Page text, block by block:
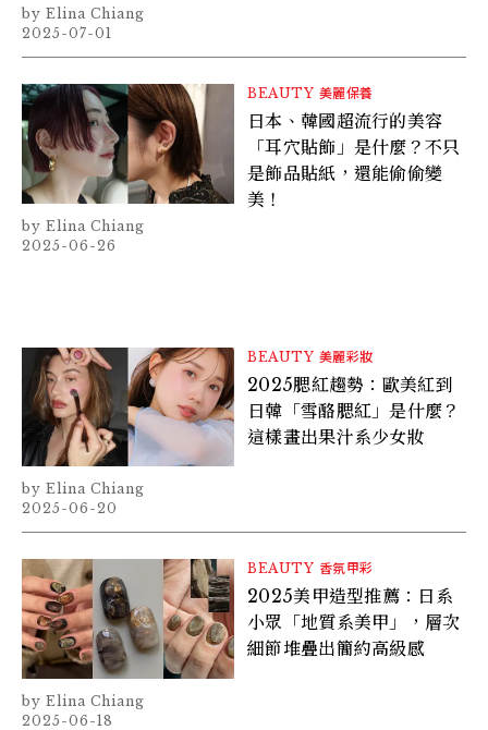
Elina Chiang
2025-07-01
BEAUTY 美麗保養
日本、韓國超流行的美容
「耳穴貼飾」是什麼？不只
是飾品貼紙，還能偷偷變
美！
Elina Chiang
2025-06-26
BEAUTY 美麗彩妝
2025腮紅趨勢：歐美紅到
日韓「雪酪腮紅」是什麼？
這樣畫出果汁系少女妝
Elina Chiang
2025-06-20
BEAUTY 香氛甲彩
2025美甲造型推薦：日系
小眾「地質系美甲」，層次
細節堆疊出簡約高級感
Elina Chiang
2025-06-18